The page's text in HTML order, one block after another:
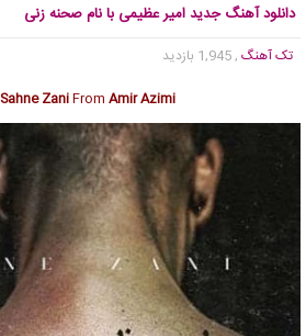
دانلود آهنگ جدید امیر عظیمی با نام صحنه زنی
تک آهنگ , 1,945 بازدید
Sahne ZaniFrom Amir Azimi